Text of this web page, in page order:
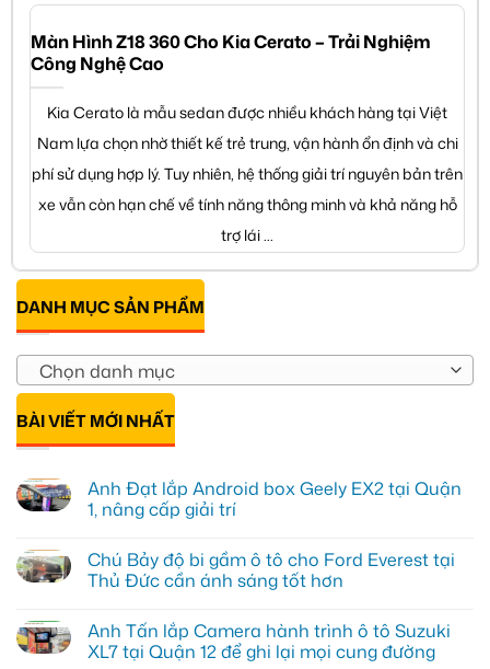
Màn Hình Z18 360 Cho Kia Cerato – Trải Nghiệm
Công Nghệ Cao
Kia Cerato là mẫu sedan được nhiều khách hàng tại Việt
Nam lựa chọn nhờ thiết kế trẻ trung, vận hành ổn định và chi
phí sử dụng hợp lý. Tuy nhiên, hệ thống giải trí nguyên bản trên
xe vẫn còn hạn chế về tính năng thông minh và khả năng hỗ
trợ lái ...
DANH MỤC SẢN PHẨM
Chọn danh mục
BÀI VIẾT MỚI NHẤT
Anh Đạt lắp Android box Geely EX2 tại Quận
1, nâng cấp giải trí
bình
luận
ở
lắp
Android
box
Chú Bảy độ bi gầm ô tô cho Ford Everest tại
Thủ Đức cần ánh sáng tốt hơn
bình
luận
ở
Anh Tấn lắp Camera hành trình ô tô Suzuki
XL7 tại Quận 12 để ghi lại mọi cung đường